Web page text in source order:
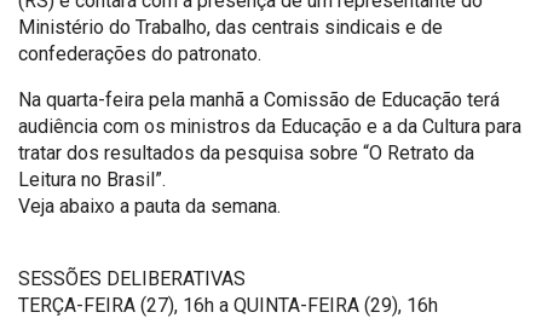
Ministério do Trabalho, das centrais sindicais e de
confederações do patronato.
Na quarta-feira pela manhã a Comissão de Educação terá
audiência com os ministros da Educação e a da Cultura para
tratar dos resultados da pesquisa sobre “O Retrato da
Leitura no Brasil”.
Veja abaixo a pauta da semana.
SESSÕES DELIBERATIVAS
TERÇA-FEIRA (27), 16h a QUINTA-FEIRA (29), 16h